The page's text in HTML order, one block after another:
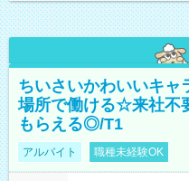
ちいさいかわいいキャ
場所で働ける☆来社不
もらえる◎/T1
アルバイト 職種未経験OK